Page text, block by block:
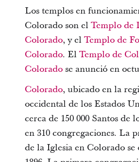
Los templos en
Colorado son el Templo de
Colorado, y el Templo de
Colorado. El Templo de
Coloradose anunció en
Colorado, ubicado en la
occidental de los Estados
cerca de 150 000 Santos de
en 310 congregaciones. La
de la Iglesia en Colorado se